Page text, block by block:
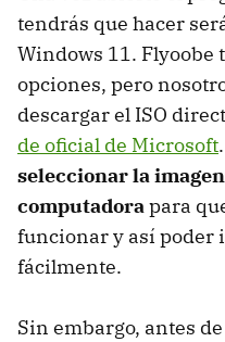
tendrás que hacer
Windows 11. Flyoobe
opciones, pero
descargar el ISO
de oficial de Microsoft
seleccionar la
computadorapara
funcionar y así poder
fácilmente.
Sin embargo, antes